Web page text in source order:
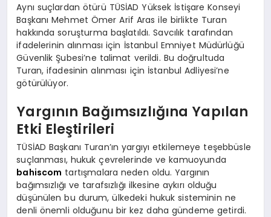
Aynı suçlardan ötürü TÜSİAD Yüksek İstişare Konseyi
Başkanı Mehmet Ömer Arif Aras ile birlikte Turan
hakkında soruşturma başlatıldı. Savcılık tarafından
ifadelerinin alınması için İstanbul Emniyet Müdürlüğü
Güvenlik Şubesi’ne talimat verildi. Bu doğrultuda
Turan, ifadesinin alınması için İstanbul Adliyesi’ne
götürülüyor.
Yargının Bağımsızlığına Yapılan
Etki Eleştirileri
TÜSİAD Başkanı Turan’ın yargıyı etkilemeye teşebbüsle
suçlanması, hukuk çevrelerinde ve kamuoyunda
bahiscom tartışmalara neden oldu. Yargının
bağımsızlığı ve tarafsızlığı ilkesine aykırı olduğu
düşünülen bu durum, ülkedeki hukuk sisteminin ne
denli önemli olduğunu bir kez daha gündeme getirdi.